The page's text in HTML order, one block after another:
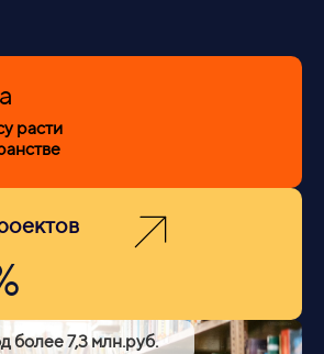
расти
более 7,3 млн.руб.